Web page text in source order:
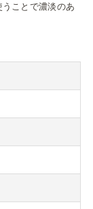
ことで濃淡のあ